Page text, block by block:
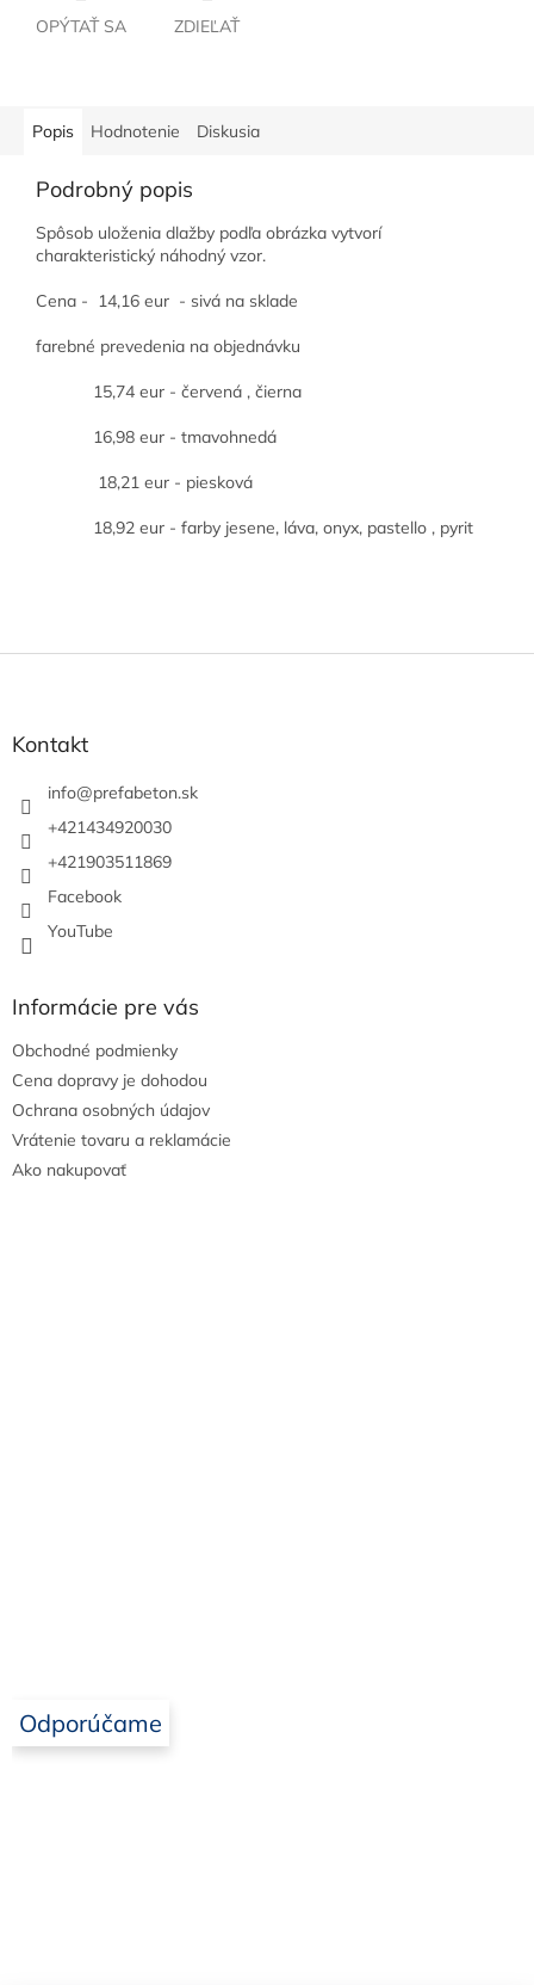
OPÝTAŤ SA ZDIEĽAŤ
Popis Hodnotenie Diskusia
Podrobný popis
Spôsob uloženia dlažby podľa obrázka vytvorí
charakteristický náhodný vzor.
Cena - 14,16 eur - sivá na sklade
farebné prevedenia na objednávku
15,74 eur - červená , čierna
16,98 eur - tmavohnedá
18,21 eur - piesková
18,92 eur - farby jesene, láva, onyx, pastello , pyrit
Kontakt
info@prefabeton.sk
+421434920030
+421903511869
Facebook
YouTube
Informácie pre vás
Obchodné podmienky
Cena dopravy je dohodou
Ochrana osobných údajov
Vrátenie tovaru a reklamácie
Ako nakupovať
Odporúčame